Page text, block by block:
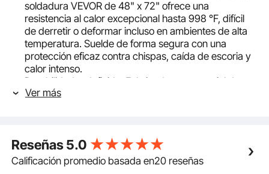
soldadura VEVOR de 48" x 72" ofrece una
resistencia al calor excepcional hasta 998 °F, difícil
de derretir o deformar incluso en ambientes de alta
temperatura. Suelde de forma segura con una
protección eficaz contra chispas, caída de escoria y
calor intenso.
Durabilidad redefinida: Fabricada con material de
fibra de vidrio de alta calidad, nuestra manta de
desgarro, estructura clara, bordes flexibles y
durabilidad duradera. ¡Suelde de forma segura,
suelde por más tiempo!
Ver más
Reseñas5.0
Calificación promedio basada en20 reseñas